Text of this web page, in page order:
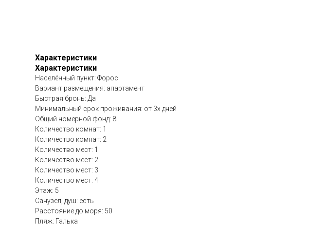
Характеристики
Характеристики
Населённый пункт: Форос
Вариант размещения: апартамент
Быстрая бронь: Да
Минимальный срок проживания: от 3х дней
Общий номерной фонд: 8
Количество комнат: 1
Количество комнат: 2
Количество мест: 1
Количество мест: 2
Количество мест: 3
Количество мест: 4
Этаж: 5
Санузел, душ: есть
Расстояние до моря: 50
Пляж: Галька